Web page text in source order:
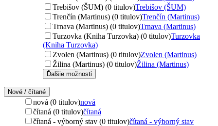
Trebišov (ŠUM) (0 titulov)Trebišov (ŠUM)
Trenčín (Martinus) (0 titulov)Trenčín (Martinus)
Trnava (Martinus) (0 titulov)Trnava (Martinus)
Turzovka (Kniha Turzovka) (0 titulov)Turzovka
(Kniha Turzovka)
Zvolen (Martinus) (0 titulov)Zvolen (Martinus)
Žilina (Martinus) (0 titulov)Žilina (Martinus)
Ďalšie možnosti
Nové / čítané
nová (0 titulov)nová
čítaná (0 titulov)čítaná
čítaná - výborný stav (0 titulov)čítaná - výborný stav